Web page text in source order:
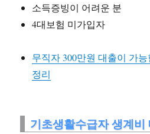
소득증빙이 어려운 분
4대보험 미가입자
무직자 300만원 대출이 가
정리
기초생활수급자 생계비